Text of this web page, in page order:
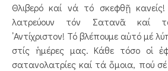
Θλιβερό καί νά τό σκεφθῇ
λατρεύουν τόν Σατανᾶ καί
᾿Αντίχριστον! Τό βλέπουμε αὐτό μέ
στίς ἡμέρες μας. Κάθε τόσο οἱ
σατανολατρίες καί τά ὅμοια, πού